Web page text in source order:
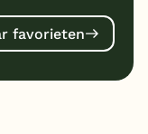
favorieten